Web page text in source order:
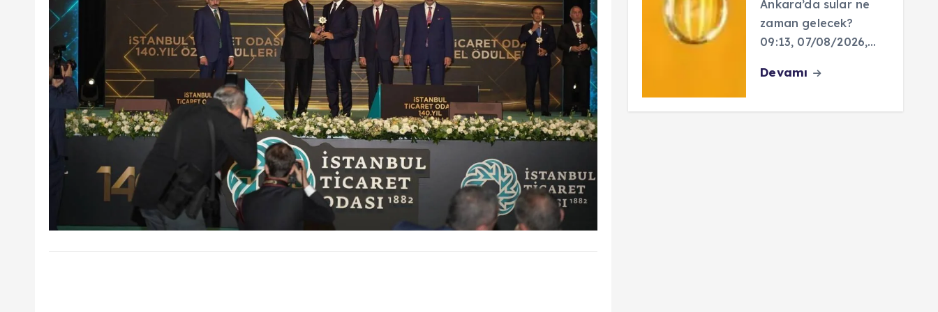
Ankara’da sular ne
zaman gelecek?
09:13, 07/08/2026,…
Devamı